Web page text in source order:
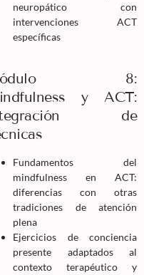
neuropático con
intervenciones ACT
específicas
8:
y ACT:
de
Fundamentos del
mindfulness en ACT:
diferencias con otras
tradiciones de atención
plena
Ejercicios de conciencia
presente adaptados al
contexto terapéutico y